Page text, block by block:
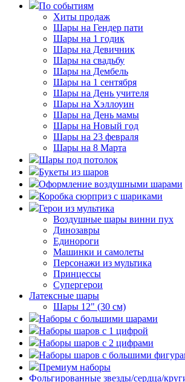
По событиям
Хиты продаж
Шары на Гендер пати
Шары на 1 годик
Шары на Девичник
Шары на свадьбу
Шары на Дембель
Шары на 1 сентября
Шары на День учителя
Шары на Хэллоуин
Шары на День мамы
Шары на Новый год
Шары на 23 февраля
Шары на 8 Марта
Шары под потолок
Букеты из шаров
Оформление воздушными шарами
Коробка сюрприз с шариками
Герои из мультика
Воздушные шары винни пух
Динозавры
Единороги
Машинки и самолеты
Персонажи из мультика
Принцессы
Супергерои
Латексные шары
Шары 12" (30 см)
Наборы с большими шарами
Наборы шаров с 1 цифрой
Наборы шаров с 2 цифрами
Наборы шаров с большими
Премиум наборы
Фольгированные звезды/сердца/